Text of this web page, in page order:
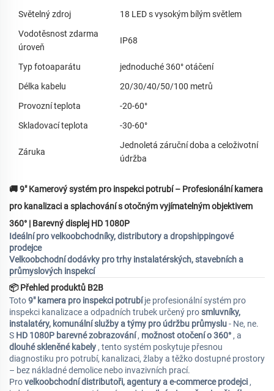
Světelný zdroj
18 LED s vysokým bílým světlem
Vodotěsnost zdarma
úroveň
IP68
Typ fotoaparátu
jednoduché 360° otáčení
Délka kabelu
20/30/40/50/100 metrů
Provozní teplota
-20-60°
Skladovací teplota
-30-60°
Záruka
Jednoletá záruční doba a celoživotní
údržba
🚚9" Kamerový systém pro inspekci potrubí – Profesionální kamera
pro kanalizaci a splachování s otočným vyjímatelným objektivem
360° | Barevný displej HD 1080P
Ideální pro velkoobchodníky, distributory a dropshippingové
prodejce
Velkoobchodní dodávky pro trhy instalatérských, stavebních a
průmyslových inspekcí
📦Přehled produktů B2B
Toto9" kamera pro inspekci potrubíje profesionální systém pro
inspekci kanalizace a odpadních trubek určený prosmluvníky,
instalatéry, komunální služby a týmy pro údržbu průmyslu- Ne, ne.
S HD 1080P barevné zobrazování, možnost otočení o 360° , a
dlouhé skleněné kabely , tento systém poskytuje přesnou
diagnostiku pro potrubí, kanalizaci, žlaby a těžko dostupné prostory
– bez nákladné demolice nebo invazivních prací.
Provelkoobchodní distributoři, agentury a e-commerce prodejci ,